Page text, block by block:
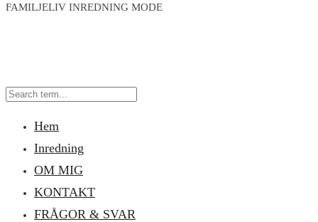
FAMILJELIV INREDNING MODE
Hem
Inredning
OM MIG
KONTAKT
FRÅGOR & SVAR